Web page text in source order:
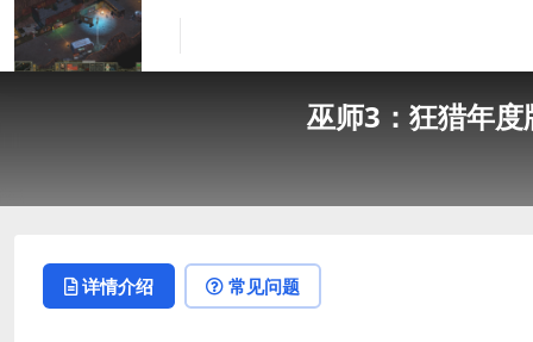
巫师3：狂猎年
详情介绍 常见问题